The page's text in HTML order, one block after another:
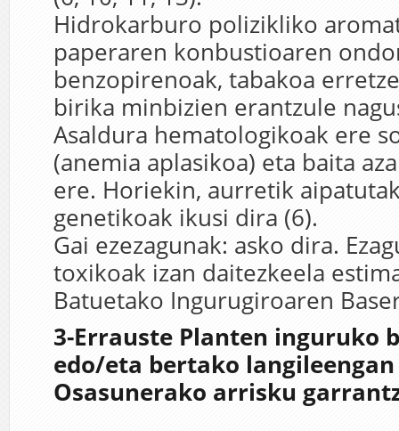
Hidrokarburo polizikliko
paperaren konbustioaren
benzopirenoak, tabakoa
birika minbizien erantzule
Asaldura hematologikoak ere
(anemia aplasikoa) eta baita
ere. Horiekin, aurretik
genetikoak ikusi dira (6).
Gai ezezagunak: asko dira.
toxikoak izan daitezkeela
Batuetako Ingurugiroaren
3-Errauste Planten inguruko
edo/eta bertako
Osasunerako arrisku